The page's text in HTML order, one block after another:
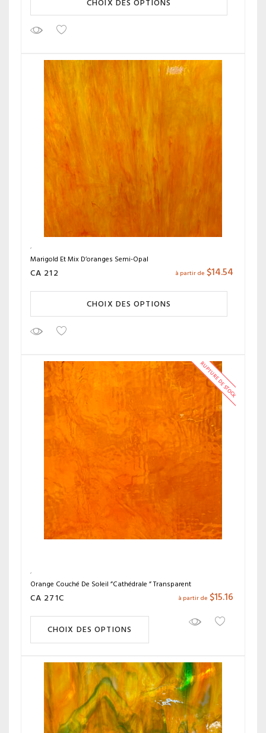
CHOIX DES OPTIONS
Marigold Et Mix D’oranges Semi-Opal
CA 212 à partir de $14.54
CHOIX DES OPTIONS
RUPTURE DE STOCK
Orange Couché De Soleil ”Cathédrale ” Transparent
CA 271C à partir de $15.16
CHOIX DES OPTIONS